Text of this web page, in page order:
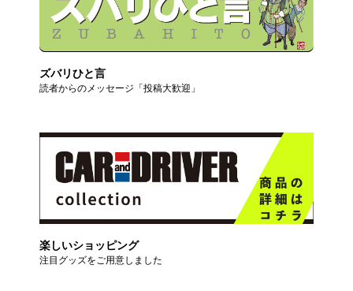
ズバリひと言
読者からのメッセージ「投稿大歓迎」
楽しいショッピング
注目グッズをご用意しました